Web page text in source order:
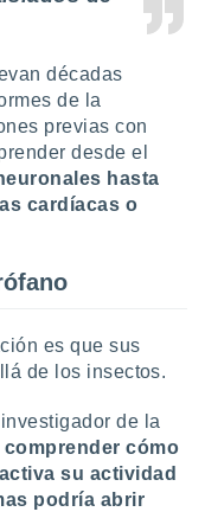
décadas
de la
previas con
desde el
hasta
cardíacas o
es que sus
de los insectos.
de la
comprender cómo
su actividad
podría abrir